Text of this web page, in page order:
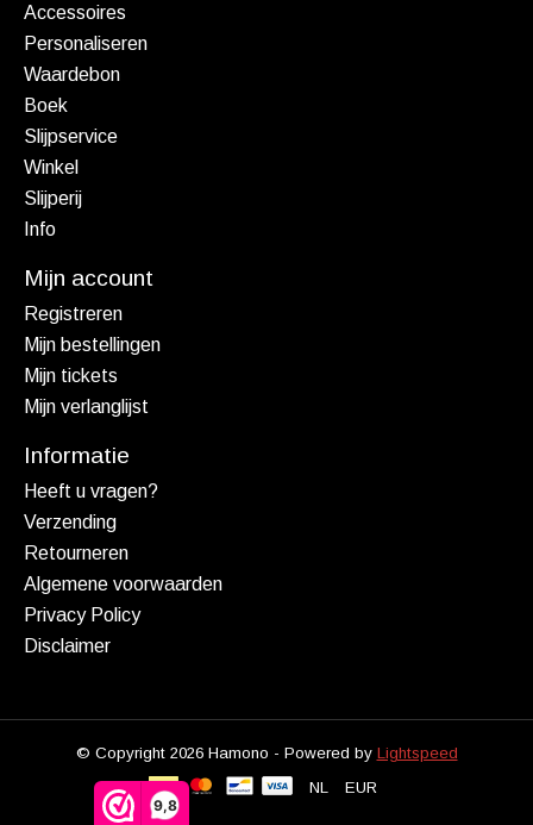
9,8
Accessoires
Personaliseren
Waardebon
Boek
Slijpservice
Winkel
Slijperij
Info
Mijn account
Registreren
Mijn bestellingen
Mijn tickets
Mijn verlanglijst
Informatie
Heeft u vragen?
Verzending
Retourneren
Algemene voorwaarden
Privacy Policy
Disclaimer
© Copyright 2026 Hamono - Powered by Lightspeed
NL
EUR